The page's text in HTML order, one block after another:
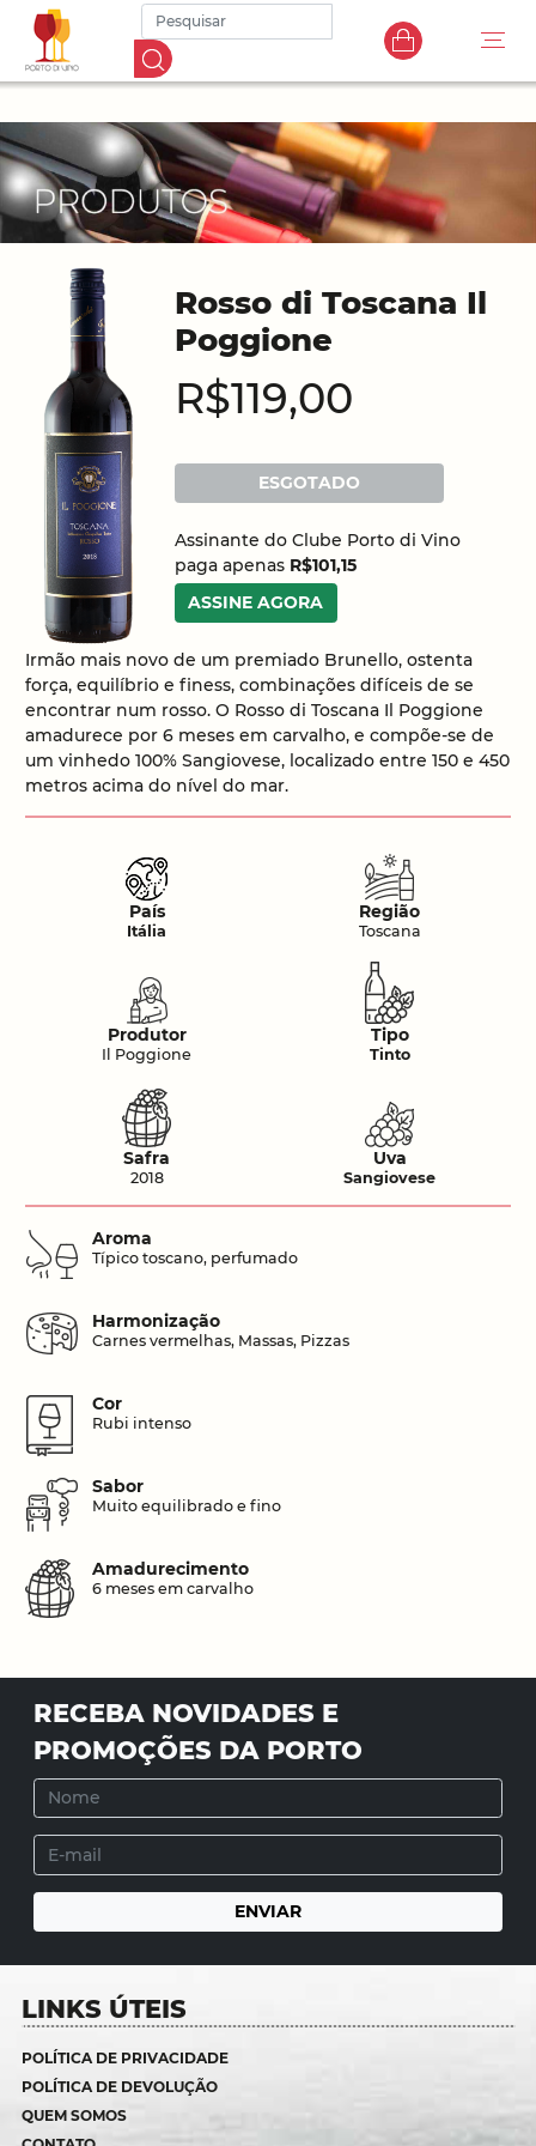
Rosso di Toscana Il
Poggione
R$119,00
ESGOTADO
Assinante do Clube Porto di Vino
paga apenas R$101,15
ASSINE AGORA
Irmão mais novo de um premiado Brunello, ostenta
força, equilíbrio e finess, combinações difíceis de se
encontrar num rosso. O Rosso di Toscana Il Poggione
amadurece por 6 meses em carvalho, e compõe-se de
um vinhedo 100% Sangiovese, localizado entre 150 e 450
metros acima do nível do mar.
País
Itália
Região
Toscana
Produtor
Il Poggione
Tipo
Tinto
Safra
2018
Uva
Sangiovese
Aroma
Típico toscano, perfumado
Harmonização
Carnes vermelhas, Massas, Pizzas
Cor
Rubi intenso
Sabor
Muito equilibrado e fino
Amadurecimento
6 meses em carvalho
RECEBA NOVIDADES E
PROMOÇÕES DA PORTO
LINKS ÚTEIS
POLÍTICA DE PRIVACIDADE
POLÍTICA DE DEVOLUÇÃO
QUEM SOMOS